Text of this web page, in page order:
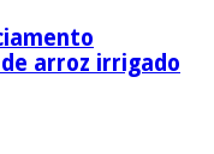
arroz irrigado